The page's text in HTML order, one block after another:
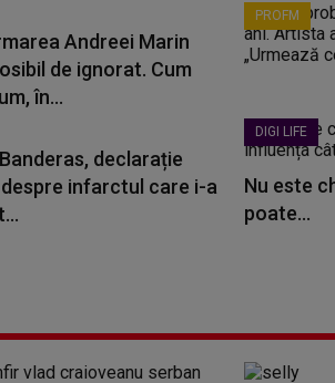
Andreei Marin
de ignorat. Cum
în...
declarație
infarctul care i-a
PROFM
DIGI LIFE
Nu este
poate...